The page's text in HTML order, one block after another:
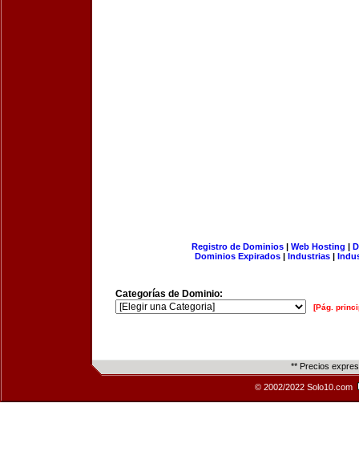
Registro de Dominios| Web Hosting |
Dominios Expirados | Industrias |
Categorías de Dominio:
[Pág.
** Precios
© 2002/2022 Solo10.com